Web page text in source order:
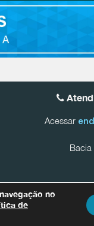
Acessar
Bacia
a dados pessoais
meio do e-mail
no
de